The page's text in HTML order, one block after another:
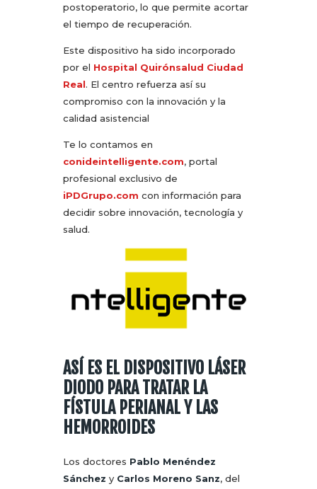
postoperatorio, lo que permite acortar
el tiempo de recuperación.
Este dispositivo ha sido incorporado
por el Hospital Quirónsalud Ciudad
Real. El centro refuerza así su
compromiso con la innovación y la
calidad asistencial
Te lo contamos en
conideintelligente.com, portal
profesional exclusivo de
iPDGrupo.com con información para
decidir sobre innovación, tecnología y
salud.
ASÍ ES EL DISPOSITIVO LÁSER
DIODO PARA TRATAR LA
FÍSTULA PERIANAL Y LAS
HEMORROIDES
Los doctores Pablo Menéndez
Sánchez y Carlos Moreno Sanz, del